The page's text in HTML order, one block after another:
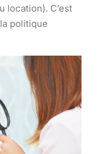
location). C’est
politique